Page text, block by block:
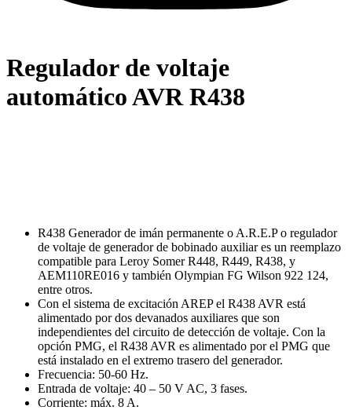
Regulador de voltaje
automático AVR R438
R438 Generador de imán permanente o A.R.E.P o regulador
de voltaje de generador de bobinado auxiliar es un reemplazo
compatible para Leroy Somer R448, R449, R438, y
AEM110RE016 y también Olympian FG Wilson 922 124,
entre otros.
Con el sistema de excitación AREP el R438 AVR está
alimentado por dos devanados auxiliares que son
independientes del circuito de detección de voltaje. Con la
opción PMG, el R438 AVR es alimentado por el PMG que
está instalado en el extremo trasero del generador.
Frecuencia: 50-60 Hz.
Entrada de voltaje: 40 – 50 V AC, 3 fases.
Corriente: máx. 8 A.